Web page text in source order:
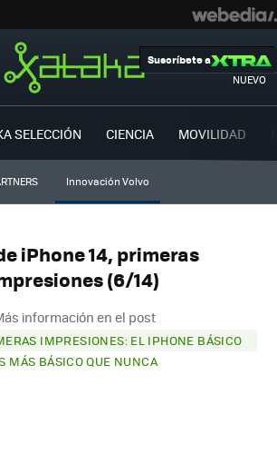
NUEVO
Suscríbete a
SELECCIÓN CIENCIA MOVILIDAD
Innovación Volvo
iPhone 14, primeras
(6/14)
información en el post
IMPRESIONES: EL IPHONE BÁSICO
MÁS BÁSICO QUE NUNCA